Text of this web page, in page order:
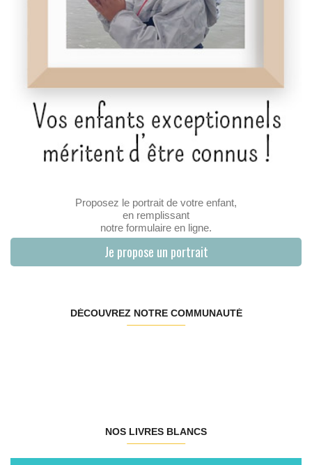
Proposez le portrait de votre enfant,
en remplissant
notre formulaire en ligne.
Je propose un portrait
DÉCOUVREZ NOTRE COMMUNAUTÉ
NOS LIVRES BLANCS